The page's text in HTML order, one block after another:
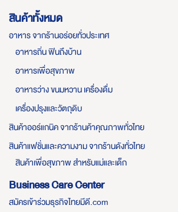
สินค้าทั้งหมด
อาหาร จากร้านอร่อยทั่วประเทศ
อาหารถิ่น ฟินถึงบ้าน
อาหารเพื่อสุขภาพ
อาหารว่าง ขนมหวาน เครื่องดื่ม
เครื่องปรุงและวัตถุดิบ
สินค้าออร์แกนิค จากร้านค้าคุณภาพทั่วไทย
สินค้าแฟชั่นและความงาม จากร้านดังทั่วไทย
สินค้าเพื่อสุขภาพ สำหรับแม่และเด็ก
Business Care Center
สมัครเข้าร่วมธุรกิจไทยมีดี.com